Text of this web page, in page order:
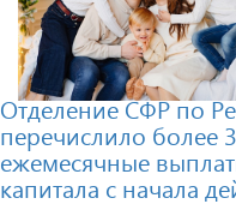
Отделение СФР по
перечислило более
ежемесячные
капитала с начала